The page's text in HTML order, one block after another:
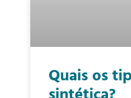
Quais os
sintética?